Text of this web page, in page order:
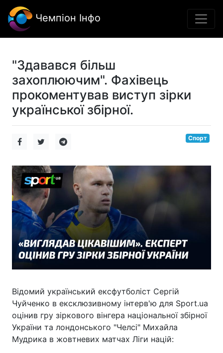
Чемпіон Інфо
"Здавався більш
захоплюючим". Фахівець
прокоментував виступ зірки
української збірної.
Спорт
Відомий український ексфутболіст Сергій
Чуйченко в ексклюзивному інтерв'ю для Sport.ua
оцінив гру зіркового вінгера національної збірної
України та лондонського "Челсі" Михайла
Мудрика в жовтневих матчах Ліги націй: